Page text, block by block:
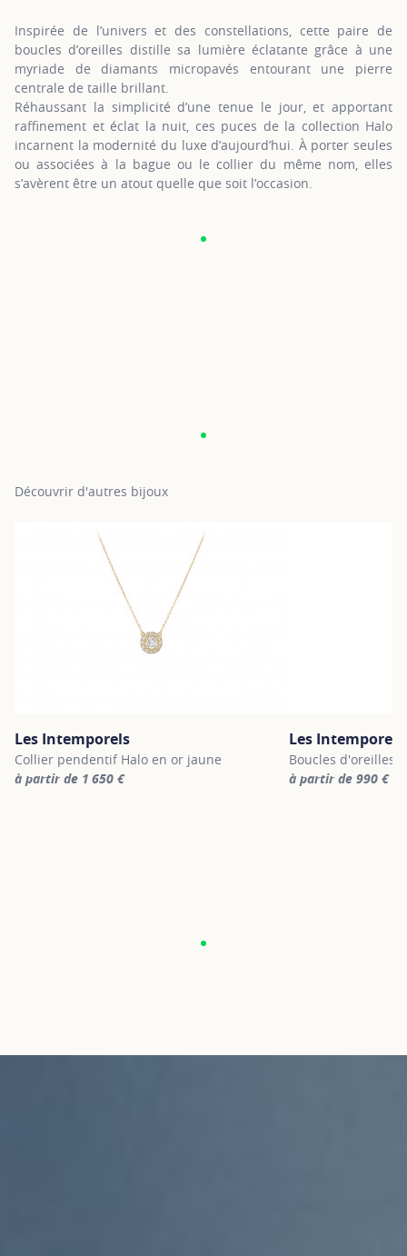
Inspirée de l’univers et des constellations, cette paire de
boucles d’oreilles distille sa lumière éclatante grâce à une
myriade de diamants micropavés entourant une pierre
centrale de taille brillant.
Réhaussant la simplicité d’une tenue le jour, et apportant
raffinement et éclat la nuit, ces puces de la collection Halo
incarnent la modernité du luxe d’aujourd’hui. À porter seules
ou associées à la bague ou le collier du même nom, elles
s’avèrent être un atout quelle que soit l’occasion.
Découvrir d'autres bijoux
Les Intemporels
Collier pendentif Halo en or jaune
à partir de 1 650 €
Les Intemporels
Boucles d'oreilles
à partir de 990 €